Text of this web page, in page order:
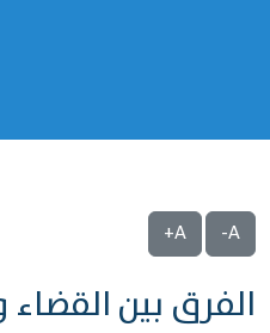
A-
A+
الفرق بين القضاء